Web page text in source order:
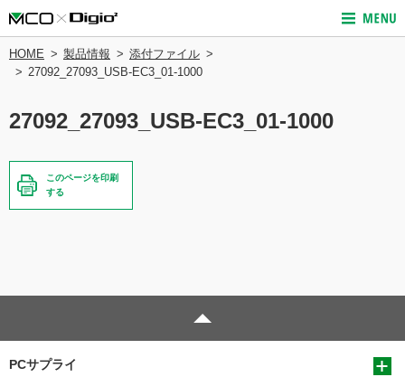
HOME 製品情報
添付ファイル
27092_27093_USB-EC3_01-1000
27092_27093_USB-EC3_01-1000
このページを印刷
する
PCサプライ